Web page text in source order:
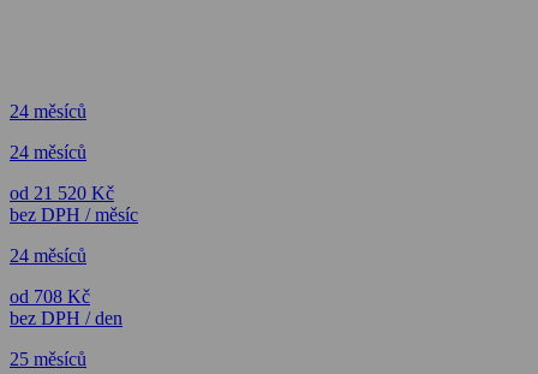
24 měsíců
24 měsíců
od 21 520 Kč
bez DPH / měsíc
24 měsíců
od 708 Kč
bez DPH / den
25 měsíců